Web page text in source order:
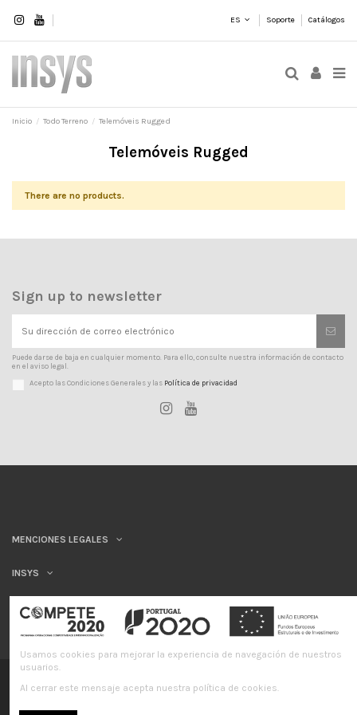
ES Soporte Catálogos
Inicio Todo Terreno Telemóveis Rugged
Telemóveis Rugged
There are no products.
Sign up to newsletter
Puede darse de baja en cualquier momento. Para ello, consulte nuestra información de contacto
en el aviso legal.
Acepto las Condiciones Generales y las Política de privacidad
MENCIONES LEGALES
INSYS
Usamos cookies para mejorar la experiencia de navegación de nuestros
usuarios.
Al cerrar este mensaje acepta nuestra política de cookies.